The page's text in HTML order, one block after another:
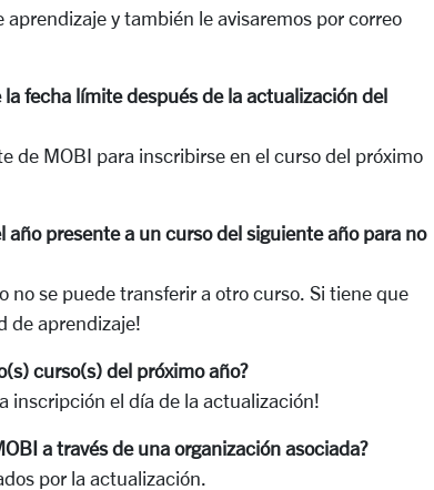
y también le avisaremos por correo
fecha límite después de la actualización del
de MOBI para inscribirse en el curso del próximo
presente a un curso del siguiente año para no
no se puede transferir a otro curso. Si tiene que
de aprendizaje!
curso(s) del próximo año?
inscripción el día de la actualización!
a través de una organización asociada?
por la actualización.